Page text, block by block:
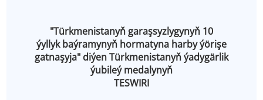
"Türkmenistanyň garaşsyzlygynyň 10
ýyllyk baýramynyň hormatyna harby ýörişe
gatnaşyja" diýen Türkmenistanyň ýadygärlik
ýubileý medalynyň
TESWIRI